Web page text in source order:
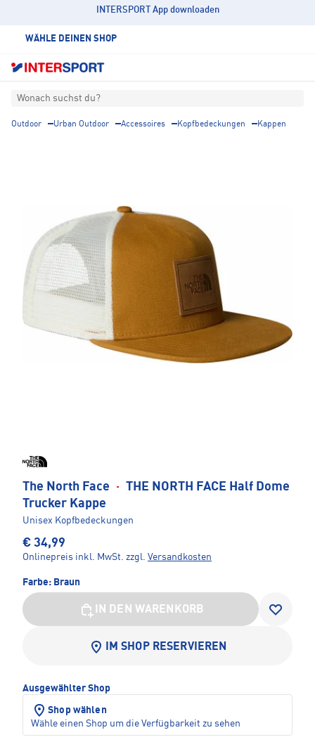
INTERSPORT App downloaden
WÄHLE DEINEN SHOP
Wonach suchst du?
Outdoor Urban Outdoor Accessoires Kopfbedeckungen Kappen
The North Face · THE NORTH FACE Half Dome
Trucker Kappe
Unisex Kopfbedeckungen
€ 34,99
Onlinepreis inkl. MwSt. zzgl. Versandkosten
Farbe: Braun
IN DEN WARENKORB
IM SHOP RESERVIEREN
Ausgewählter Shop
Shop wählen
Wähle einen Shop um die Verfügbarkeit zu sehen